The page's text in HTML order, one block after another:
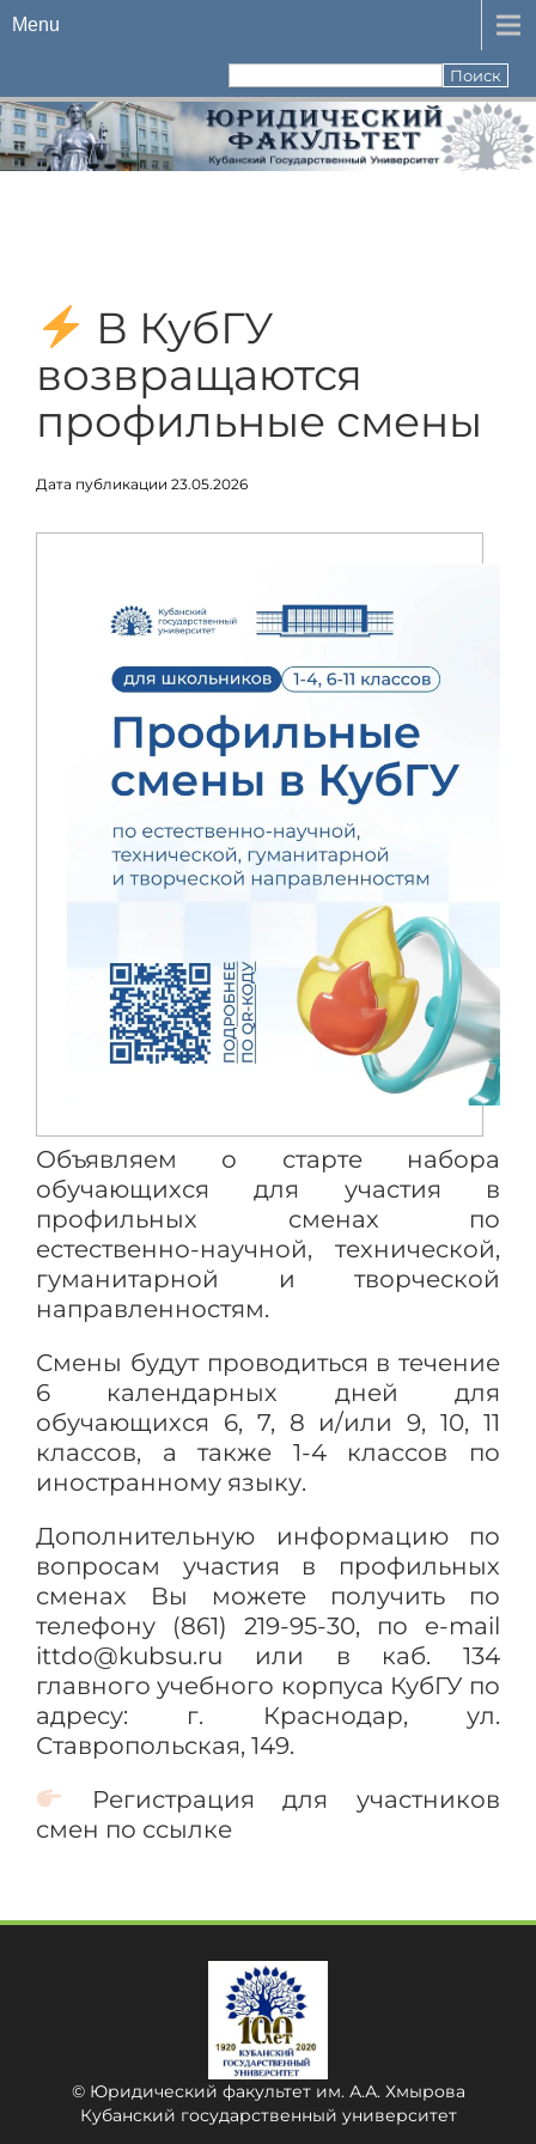
Menu
В КубГУ
возвращаются
профильные смены
Дата публикации 23.05.2026
Объявляем о старте набора
обучающихся для участия в
профильных сменах по
естественно-научной, технической,
гуманитарной и творческой
направленностям.
Смены будут проводиться в течение
6 календарных дней для
обучающихся 6, 7, 8 и/или 9, 10, 11
классов, а также 1-4 классов по
иностранному языку.
Дополнительную информацию по
вопросам участия в профильных
сменах Вы можете получить по
телефону (861) 219-95-30, по e-mail
ittdo@kubsu.ru или в каб. 134
главного учебного корпуса КубГУ по
адресу: г. Краснодар, ул.
Ставропольская, 149.
Регистрация для участников
смен по ссылке
© Юридический факультет им. А.А. Хмырова
Кубанский государственный университет